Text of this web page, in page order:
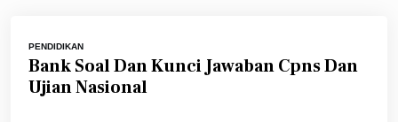
PENDIDIKAN
Bank Soal Dan Kunci Jawaban Cpns Dan
Ujian Nasional